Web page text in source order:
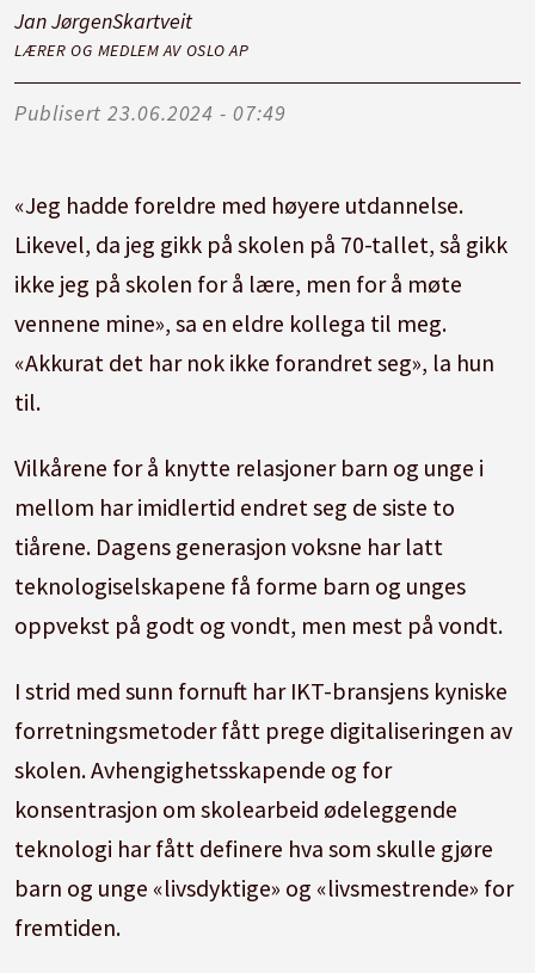
Jan JørgenSkartveit
LÆRER OG MEDLEM AV OSLO AP
Publisert 23.06.2024 - 07:49
«Jeg hadde foreldre med høyere utdannelse.
Likevel, da jeg gikk på skolen på 70-tallet, så gikk
ikke jeg på skolen for å lære, men for å møte
vennene mine», sa en eldre kollega til meg.
«Akkurat det har nok ikke forandret seg», la hun
til.
Vilkårene for å knytte relasjoner barn og unge i
mellom har imidlertid endret seg de siste to
tiårene. Dagens generasjon voksne har latt
teknologiselskapene få forme barn og unges
oppvekst på godt og vondt, men mest på vondt.
I strid med sunn fornuft har IKT-bransjens kyniske
forretningsmetoder fått prege digitaliseringen av
skolen. Avhengighetsskapende og for
konsentrasjon om skolearbeid ødeleggende
teknologi har fått definere hva som skulle gjøre
barn og unge «livsdyktige» og «livsmestrende» for
fremtiden.